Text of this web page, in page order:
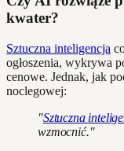
kwater?
Sztuczna inteligencja
ogłoszenia, wykrywa
cenowe. Jednak, jak
noclegowej:
"Sztuczna
wzmocnić."